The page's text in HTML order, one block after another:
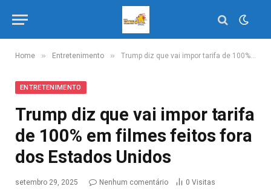
Home » Entretenimento » Trump diz que vai impor tarifa de 100% em filmes feitos fora dos Estados Unidos
ENTRETENIMENTO
Trump diz que vai impor tarifa
de 100% em filmes feitos fora
dos Estados Unidos
setembro 29, 2025 Nenhum comentário 0 Visitas